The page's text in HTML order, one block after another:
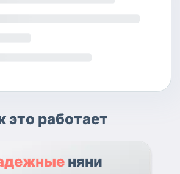
это работает
няни